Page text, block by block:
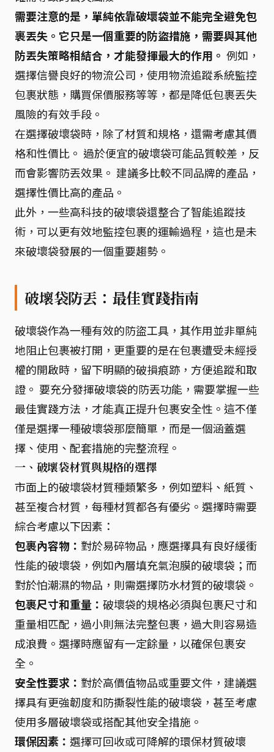
需要注意的是，單純依靠破壞袋並不能完全避免包
裹丟失。它只是一個重要的防盜措施，需要與其他
防丟失策略相結合，才能發揮最大的作用。 例如，
選擇信譽良好的物流公司，使用物流追蹤系統監控
包裹狀態，購買保價服務等等，都是降低包裹丟失
風險的有效手段。
在選擇破壞袋時，除了材質和規格，還需考慮其價
格和性價比。 過於便宜的破壞袋可能品質較差，反
而會影響防丟效果。 建議多比較不同品牌的產品，
選擇性價比高的產品。
此外，一些高科技的破壞袋還整合了智能追蹤技
術，可以更有效地監控包裹的運輸過程，這也是未
來破壞袋發展的一個重要趨勢。
破壞袋防丟：最佳實踐指南
破壞袋作為一種有效的防盜工具，其作用並非單純
地阻止包裹被打開，更重要的是在包裹遭受未經授
權的開啟時，留下明顯的破損痕跡，方便追蹤和取
證。 要充分發揮破壞袋的防丟功能，需要掌握一些
最佳實踐方法，才能真正提升包裹安全性。這不僅
僅是選擇一種破壞袋那麼簡單，而是一個涵蓋選
擇、使用、配套措施的完整流程。
一、破壞袋材質與規格的選擇
市面上的破壞袋材質種類繁多，例如塑料、紙質、
甚至複合材質，每種材質都各有優劣。選擇時需要
綜合考慮以下因素：
包裹內容物： 對於易碎物品，應選擇具有良好緩衝
性能的破壞袋，例如內層填充氣泡膜的破壞袋；而
對於怕潮濕的物品，則需選擇防水材質的破壞袋。
包裹尺寸和重量： 破壞袋的規格必須與包裹尺寸和
重量相匹配，過小則無法完整包裹，過大則容易造
成浪費。選擇時應留有一定餘量，以確保包裹安
全。
安全性要求： 對於高價值物品或重要文件，建議選
擇具有更強韌度和防撕裂性能的破壞袋，甚至考慮
使用多層破壞袋或搭配其他安全措施。
環保因素： 選擇可回收或可降解的環保材質破壞